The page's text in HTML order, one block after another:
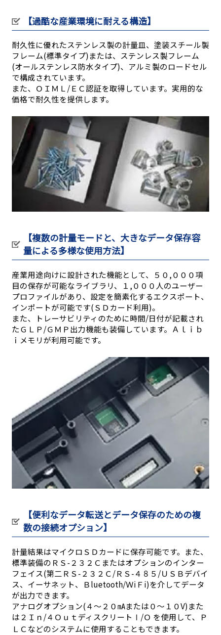
【過酷な産業環境に耐える構造】
耐久性に優れたステンレス製の計量皿、塗装スチール製
フレーム(標準タイプ)または、ステンレス製フレーム
(オールステンレス防水タイプ)、アルミ製のロードセル
で構成されています。
また、ＯＩＭＬ/ＥＣ認証を取得しています。実用的な
価格で耐久性を提供します。
【複数の計量モードと、大きなデータ保存容
量による多様な使用方法】
産業用途向けに設計された機能として、５０,０００項
目の保存が可能なライブラリ、１,０００人のユーザー
プロファイルがあり、設定を簡素化するエクスポート、
インポートが可能です(ＳＤカード利用)。
また、トレーサビリティのために時間/日付が記載され
たＧＬＰ/ＧＭＰ出力機能も装備しています。Ａｌｉｂ
ｉメモリが利用可能です。
【便利なデータ転送とデータ保存のための複
数の接続オプション】
計量結果はマイクロＳＤカードに保存可能です。また、
標準装備のＲＳ-２３２Ｃまたはオプションのインター
フェイス(第二ＲＳ-２３２Ｃ/ＲＳ-４８５/ＵＳＢデバイ
ス、イーサネット、Ｂluetooth/ＷiＦi)を介してデータ
が出力できます。
アナログオプション(４～２０㎃または０～１０V)また
は２Ｉｎ/４ＯｕｔディスクリートⅠ/Ｏ を使用して、Ｐ
ＬＣなどのシステムに使用することもできます。